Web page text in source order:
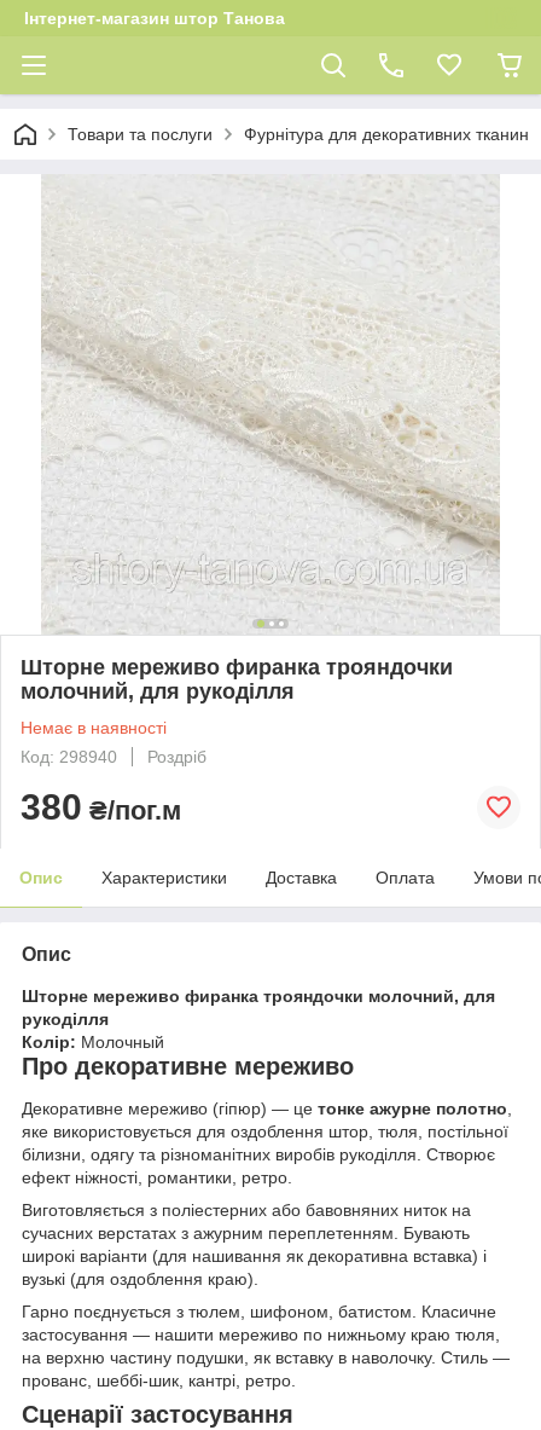
Інтернет-магазин штор Танова
Товари та послуги Фурнітура для декоративних тканин
Шторне мереживо фиранка трояндочки
молочний, для рукоділля
Немає в наявності
Код: 298940
Роздріб
380 ₴/пог.м
Опис Характеристики Доставка Оплата Умови
Опис
Шторне мереживо фиранка трояндочки молочний, для
рукоділля
Колір: Молочный
Про декоративне мереживо
Декоративне мереживо (гіпюр) — це тонке ажурне полотно,
яке використовується для оздоблення штор, тюля, постільної
білизни, одягу та різноманітних виробів рукоділля. Створює
ефект ніжності, романтики, ретро.
Виготовляється з поліестерних або бавовняних ниток на
сучасних верстатах з ажурним переплетенням. Бувають
широкі варіанти (для нашивання як декоративна вставка) і
вузькі (для оздоблення краю).
Гарно поєднується з тюлем, шифоном, батистом. Класичне
застосування — нашити мереживо по нижньому краю тюля,
на верхню частину подушки, як вставку в наволочку. Стиль —
прованс, шеббі-шик, кантрі, ретро.
Сценарії застосування